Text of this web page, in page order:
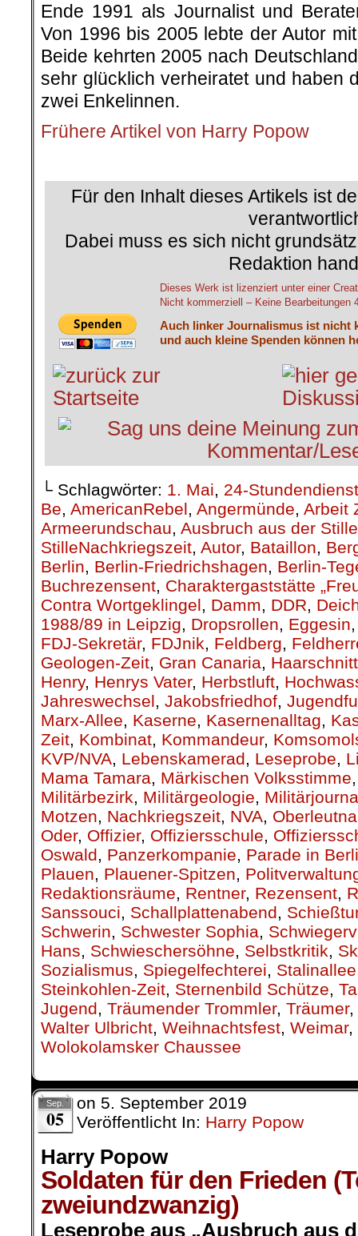
Ende 1991 als Journalist und
Von 1996 bis 2005 lebte der Autor
Beide kehrten 2005 nach
sehr glücklich verheiratet und haben
zwei Enkelinnen.
Frühere Artikel von Harry Popow
Für den Inhalt dieses Artikels ist
Dabei muss es sich nicht
Redaktion
Dieses Werk ist lizenziert unter einer
Nicht kommerziell – Keine Bearbeitungen
Auch linker Journalismus ist nicht
und auch kleine Spenden können
└ Schlagwörter: 1. Mai, 24-Stundendienst
Be, AmericanRebel, Angermünde, Arbeit
Armeerundschau, Ausbruch aus der Stille
StilleNachkriegszeit, Autor, Bataillon,
Berlin, Berlin-Friedrichshagen, Berlin-
Buchrezensent, Charaktergaststätte
Contra Wortgeklingel, Damm, DDR,
1988/89 in Leipzig, Dropsrollen, Eggesin
FDJ-Sekretär, FDJnik, Feldberg,
Geologen-Zeit, Gran Canaria, Haarschnitt
Henry, Henrys Vater, Herbstluft,
Jahreswechsel, Jakobsfriedhof,
Marx-Allee, Kaserne, Kasernenalltag,
Zeit, Kombinat, Kommandeur,
KVP/NVA, Lebenskamerad, Leseprobe,
Mama Tamara, Märkischen Volksstimme
Militärbezirk, Militärgeologie,
Motzen, Nachkriegszeit, NVA,
Oder, Offizier, Offiziersschule,
Oswald, Panzerkompanie, Parade in
Plauen, Plauener-Spitzen,
Redaktionsräume, Rentner, Rezensent,
Sanssouci, Schallplattenabend,
Schwerin, Schwester Sophia,
Hans, Schwieschersöhne, Selbstkritik,
Sozialismus, Spiegelfechterei, Stalinallee
Steinkohlen-Zeit, Sternenbild Schütze,
Jugend, Träumender Trommler, Träumer,
Walter Ulbricht, Weihnachtsfest, Weimar,
Wolokolamsker Chaussee
Sep.
05
on 5. September 2019
Veröffentlicht In: Harry Popow
Harry Popow
Soldaten für den Frieden
zweiundzwanzig)
Leseprobe aus „Ausbruch aus